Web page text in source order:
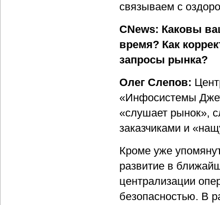
связываем с
CNews: Каковы
время? Как
запросы рынка?
Олег Слепов:
«Инфосистемы
«слушает рынок»,
заказчиками и
Кроме уже
развитие в
централизации
безопасностью. В